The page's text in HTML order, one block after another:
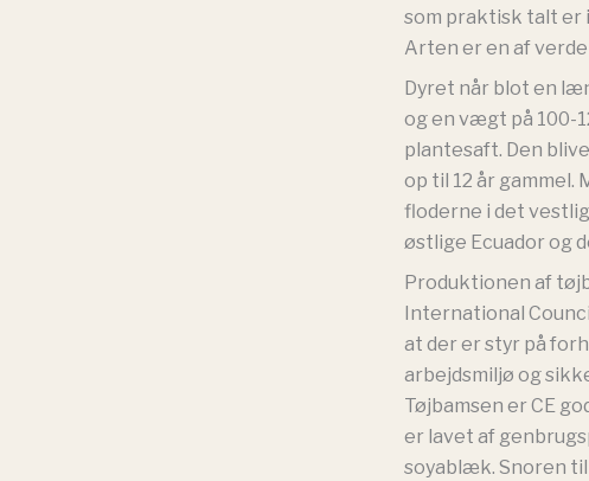
som praktisk talt er
Arten er en af
Dyret når blot en
og en vægt på 100-
plantesaft. Den
op til 12 år
floderne i det
østlige Ecuador og
Produktionen af
International
at der er styr på
arbejdsmiljø og
Tøjbamsen er CE
er lavet af
soyablæk. Snoren